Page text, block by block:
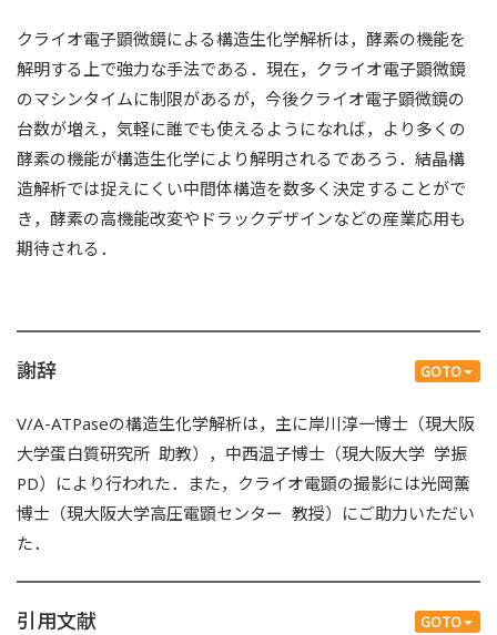
クライオ電子顕微鏡による構造生化学解析は，酵素の機能を
解明する上で強力な手法である．現在，クライオ電子顕微鏡
のマシンタイムに制限があるが，今後クライオ電子顕微鏡の
台数が増え，気軽に誰でも使えるようになれば，より多くの
酵素の機能が構造生化学により解明されるであろう．結晶構
造解析では捉えにくい中間体構造を数多く決定することがで
き，酵素の高機能改変やドラックデザインなどの産業応用も
期待される．
GOTO
謝辞
V/A-ATPaseの構造生化学解析は，主に岸川淳一博士（現大阪
大学蛋白質研究所 助教），中西温子博士（現大阪大学 学振
PD）により行われた．また，クライオ電顕の撮影には光岡薫
博士（現大阪大学高圧電顕センター 教授）にご助力いただい
た．
GOTO
引用文献